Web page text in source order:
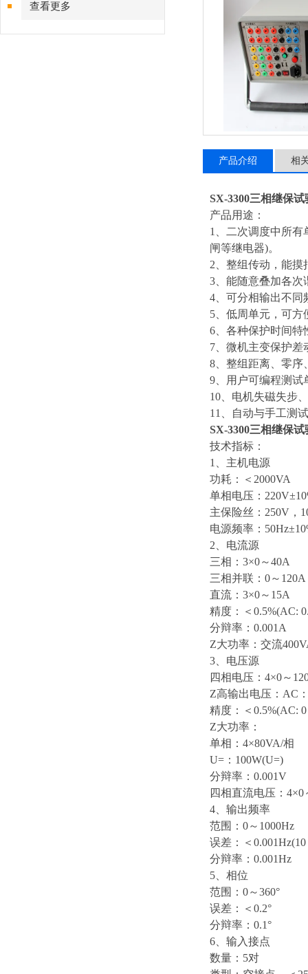
查看更多
产品介绍 相
SX-3300三相继保试
产品用途：
1、二次调度中所
闸等继电器)。
2、整组传动，能摸
3、能随意叠加各次
4、可分相输出不同
5、低周单元，可方
6、各种保护时间特
7、微机主变保护
8、整组距离、零序
9、用户可编程测试
10、电机失磁失步
11、自动与手工测
SX-3300三相继保试
技术指标：
1、主机电源
功耗：＜2000VA
单相电压：
主保险丝：250V，
电源频率：
2、电流源
三相：3×0～40A
三相并联：0～120A
直流：3×0～15A
精度：＜0.5%(AC:
分辩率：0.001A
Z大功率：交流
3、电压源
四相电压：4×0～
Z高输出电压：AC
精度：＜0.5%(AC:
Z大功率：
单相：4×80VA/相
U=：100W(U=)
分辩率：0.001V
四相直流电压：4×0
4、输出频率
范围：0～1000Hz
误差：＜
分辩率：0.001Hz
5、相位
范围：0～360°
误差：＜0.2°
分辩率：0.1°
6、输入接点
数量：5对